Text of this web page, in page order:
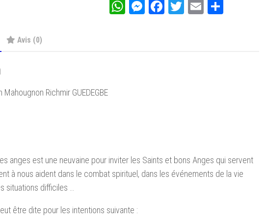
WhatsApp
Messenger
Facebook
Twitter
EmailPartager
Avis (0)
Mahougnon Richmir GUEDEGBE
anges est une neuvaine pour inviter les Saints et bons Anges qui servent
à nous aident dans le combat spirituel, dans les événements de la vie
situations difficiles …
être dite pour les intentions suivante :